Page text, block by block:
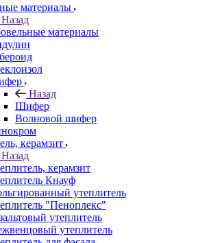
материалы
Назад
материалы
Назад
Шифер
Волновой шифер
керамзит
Назад
керамзит
Кнауф
утеплитель
"Пеноплекс"
утеплитель
утеплитель